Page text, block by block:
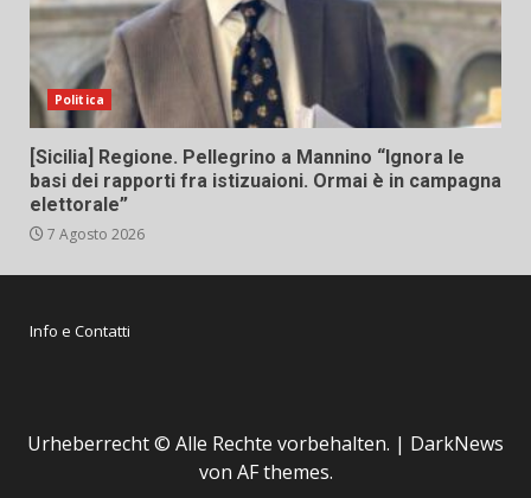
Politica
[Sicilia] Regione. Pellegrino a Mannino “Ignora le
basi dei rapporti fra istizuaioni. Ormai è in campagna
elettorale”
7 Agosto 2026
Info e Contatti
Urheberrecht © Alle Rechte vorbehalten. | DarkNews
von AF themes.